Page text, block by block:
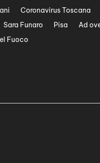
Coronavirus Toscana
Sara Funaro Pisa Ad
Fuoco